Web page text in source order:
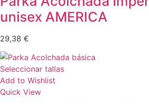
unisex AMERICA
29,38 €
Seleccionar tallas
Add to Wishlist
Quick View